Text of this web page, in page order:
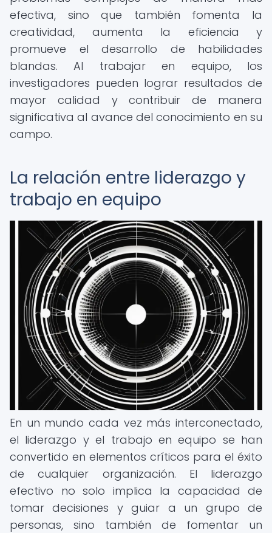
efectiva, sino que también fomenta la
creatividad, aumenta la eficiencia y
promueve el desarrollo de habilidades
blandas. Al trabajar en equipo, los
investigadores pueden lograr resultados de
mayor calidad y contribuir de manera
significativa al avance del conocimiento en su
campo.
La relación entre liderazgo y
trabajo en equipo
En un mundo cada vez más interconectado,
el liderazgo y el trabajo en equipo se han
convertido en elementos críticos para el éxito
de cualquier organización. El liderazgo
efectivo no solo implica la capacidad de
tomar decisiones y guiar a un grupo de
personas, sino también de fomentar un